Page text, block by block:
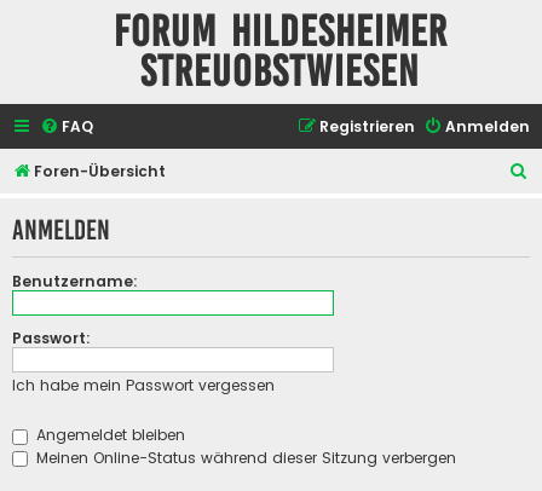
Forum Hildesheimer
Streuobstwiesen
FAQ Anmelden
Registrieren
Foren-Übersicht
h
Anmelden
Benutzername:
Passwort:
Ich habe mein Passwort vergessen
Angemeldet bleiben
Meinen Online-Status während dieser Sitzung verbergen